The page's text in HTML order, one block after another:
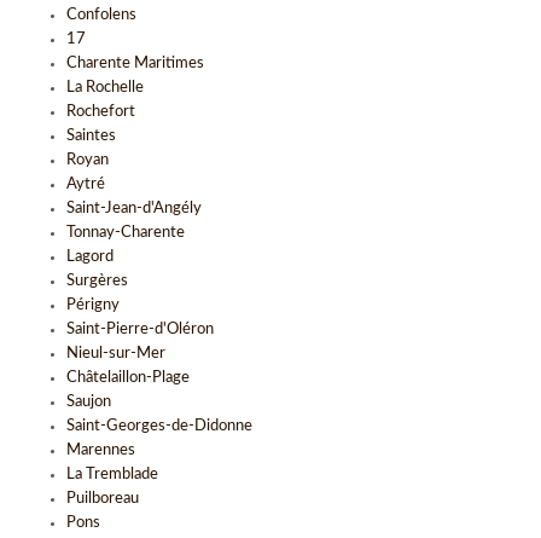
Confolens
17
Charente Maritimes
La Rochelle
Rochefort
Saintes
Royan
Aytré
Saint-Jean-d'Angély
Tonnay-Charente
Lagord
Surgères
Périgny
Saint-Pierre-d'Oléron
Nieul-sur-Mer
Châtelaillon-Plage
Saujon
Saint-Georges-de-Didonne
Marennes
La Tremblade
Puilboreau
Pons